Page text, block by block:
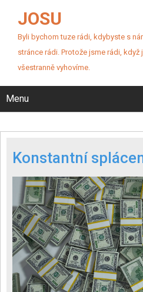
JOSU
Byli bychom tuze rádi, kdybyste s
stránce rádi. Protože jsme rádi, když
všestranně vyhovíme.
Menu
Konstantní